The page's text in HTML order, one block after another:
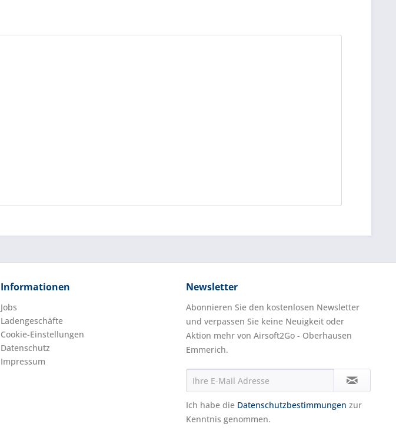
Informationen
Jobs
Ladengeschäfte
Cookie-Einstellungen
Datenschutz
Impressum
Newsletter
Abonnieren Sie den kostenlosen Newsletter
und verpassen Sie keine Neuigkeit oder
Aktion mehr von Airsoft2Go - Oberhausen
Emmerich.
Ich habe die Datenschutzbestimmungen zur
Kenntnis genommen.